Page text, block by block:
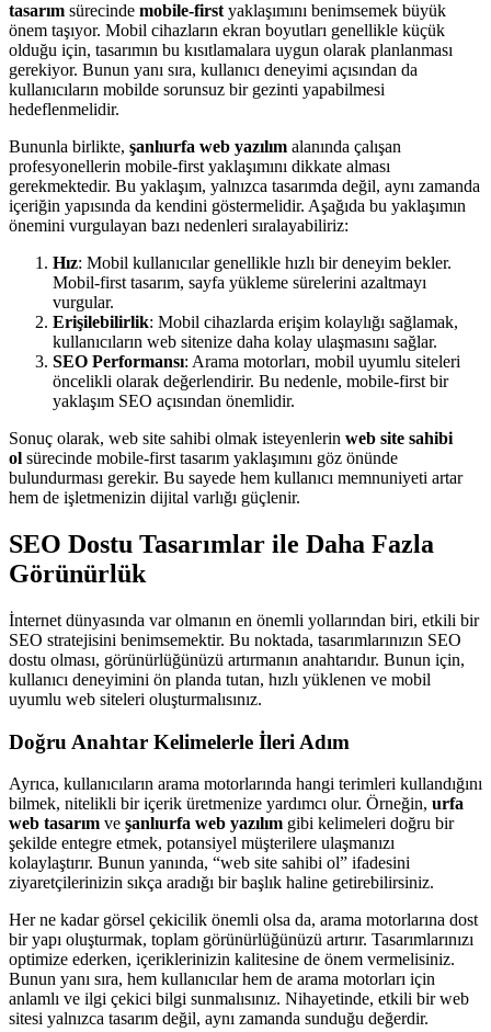
tasarım sürecinde mobile-first yaklaşımını benimsemek büyük
önem taşıyor. Mobil cihazların ekran boyutları genellikle küçük
olduğu için, tasarımın bu kısıtlamalara uygun olarak planlanması
gerekiyor. Bunun yanı sıra, kullanıcı deneyimi açısından da
kullanıcıların mobilde sorunsuz bir gezinti yapabilmesi
hedeflenmelidir.
Bununla birlikte, şanlıurfa web yazılım alanında çalışan
profesyonellerin mobile-first yaklaşımını dikkate alması
gerekmektedir. Bu yaklaşım, yalnızca tasarımda değil, aynı zamanda
içeriğin yapısında da kendini göstermelidir. Aşağıda bu yaklaşımın
önemini vurgulayan bazı nedenleri sıralayabiliriz:
Hız: Mobil kullanıcılar genellikle hızlı bir deneyim bekler.
Mobil-first tasarım, sayfa yükleme sürelerini azaltmayı
vurgular.
Erişilebilirlik: Mobil cihazlarda erişim kolaylığı sağlamak,
kullanıcıların web sitenize daha kolay ulaşmasını sağlar.
SEO Performansı: Arama motorları, mobil uyumlu siteleri
öncelikli olarak değerlendirir. Bu nedenle, mobile-first bir
yaklaşım SEO açısından önemlidir.
Sonuç olarak, web site sahibi olmak isteyenlerin web site sahibi
ol sürecinde mobile-first tasarım yaklaşımını göz önünde
bulundurması gerekir. Bu sayede hem kullanıcı memnuniyeti artar
hem de işletmenizin dijital varlığı güçlenir.
SEO Dostu Tasarımlar ile Daha Fazla
Görünürlük
İnternet dünyasında var olmanın en önemli yollarından biri, etkili bir
SEO stratejisini benimsemektir. Bu noktada, tasarımlarınızın SEO
dostu olması, görünürlüğünüzü artırmanın anahtarıdır. Bunun için,
kullanıcı deneyimini ön planda tutan, hızlı yüklenen ve mobil
uyumlu web siteleri oluşturmalısınız.
Doğru Anahtar Kelimelerle İleri Adım
Ayrıca, kullanıcıların arama motorlarında hangi terimleri kullandığını
bilmek, nitelikli bir içerik üretmenize yardımcı olur. Örneğin, urfa
web tasarım ve şanlıurfa web yazılım gibi kelimeleri doğru bir
şekilde entegre etmek, potansiyel müşterilere ulaşmanızı
kolaylaştırır. Bunun yanında, “web site sahibi ol” ifadesini
ziyaretçilerinizin sıkça aradığı bir başlık haline getirebilirsiniz.
Her ne kadar görsel çekicilik önemli olsa da, arama motorlarına dost
bir yapı oluşturmak, toplam görünürlüğünüzü artırır. Tasarımlarınızı
optimize ederken, içeriklerinizin kalitesine de önem vermelisiniz.
Bunun yanı sıra, hem kullanıcılar hem de arama motorları için
anlamlı ve ilgi çekici bilgi sunmalısınız. Nihayetinde, etkili bir web
sitesi yalnızca tasarım değil, aynı zamanda sunduğu değerdir.